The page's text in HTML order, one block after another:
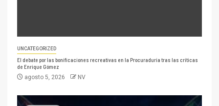
UNCATEGORIZED
El debate por las bonificaciones recreativas en la Procuraduría tras las críticas
de Enrique Gómez
agosto 5, 2026 NV